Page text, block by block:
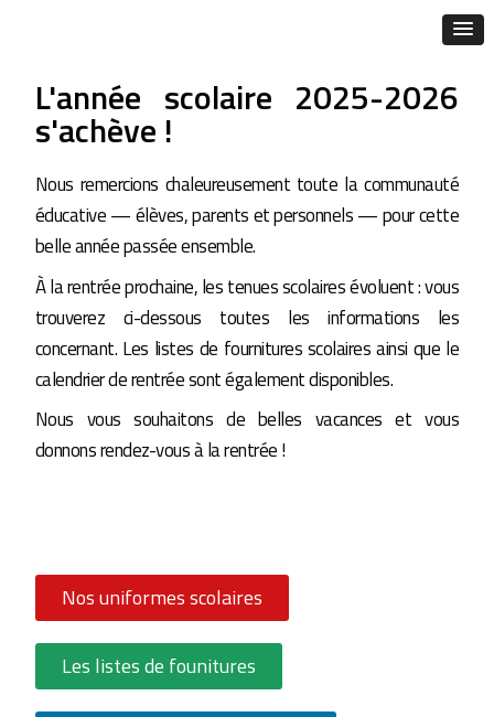
L'année scolaire 2025-2026
s'achève !
Nous remercions chaleureusement toute la communauté
éducative — élèves, parents et personnels — pour cette
belle année passée ensemble.
À la rentrée prochaine, les tenues scolaires évoluent : vous
trouverez ci-dessous toutes les informations les
concernant. Les listes de fournitures scolaires ainsi que le
calendrier de rentrée sont également disponibles.
Nous vous souhaitons de belles vacances et vous
donnons rendez-vous à la rentrée !
Nos uniformes scolaires
Les listes de founitures